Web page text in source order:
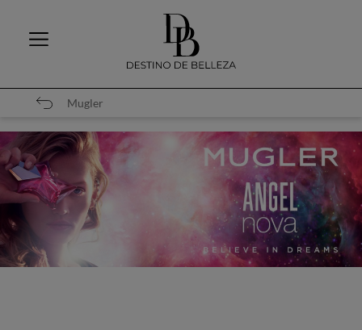
Mugler